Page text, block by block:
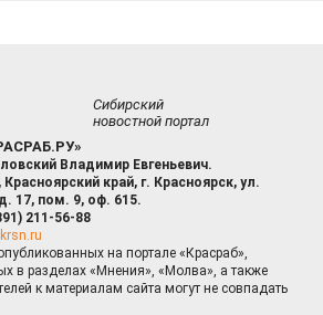
Сибирский
новостной портал
Владимир Евгеньевич.
Красноярский край, г. Красноярск, ул.
17, пом. 9, оф. 615.
211-56-88
на портале «Красраб»,
в разделах «Мнения», «Молва», а также
к материалам сайта могут не совпадать